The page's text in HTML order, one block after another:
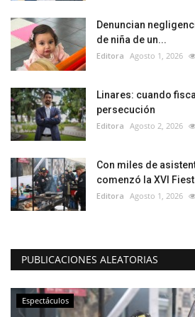
Denuncian
de niña de un...
Editora Agosto 1, 2026
Linares: cuando
persecución
Editora Agosto 2, 2026
Con miles de
comenzó la XVI
Editora Agosto 1, 2026
PUBLICACIONES ALEATORIAS
Espectáculos